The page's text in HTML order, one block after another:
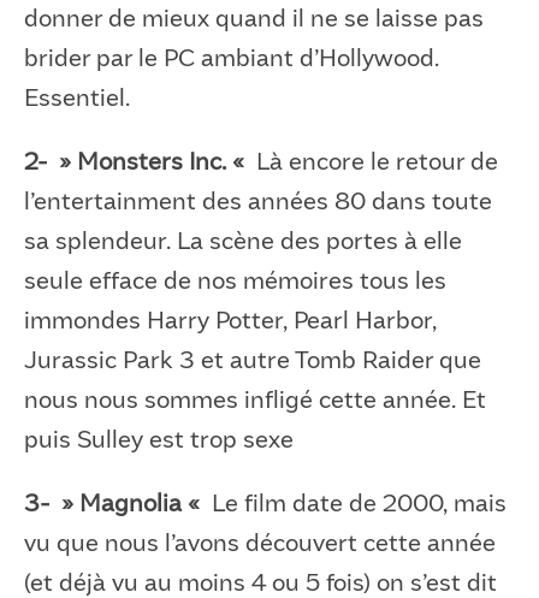
donner de mieux quand il ne se laisse pas
brider par le PC ambiant d’Hollywood.
Essentiel.
2- » Monsters Inc. « Là encore le retour de
l’entertainment des années 80 dans toute
sa splendeur. La scène des portes à elle
seule efface de nos mémoires tous les
immondes Harry Potter, Pearl Harbor,
Jurassic Park 3 et autre Tomb Raider que
nous nous sommes infligé cette année. Et
puis Sulley est trop sexe
3- » Magnolia « Le film date de 2000, mais
vu que nous l’avons découvert cette année
(et déjà vu au moins 4 ou 5 fois) on s’est dit